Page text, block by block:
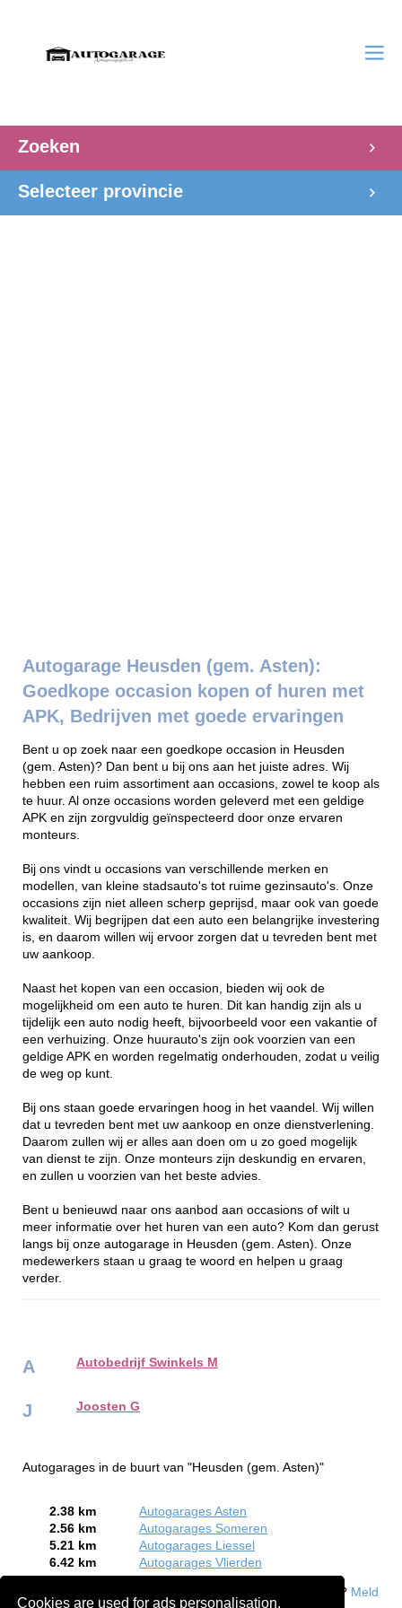
Cookies are used for ads personalisation.
Zoeken
Selecteer provincie
Autogarage Heusden (gem. Asten):
Goedkope occasion kopen of huren met
APK, Bedrijven met goede ervaringen
Bent u op zoek naar een goedkope occasion in Heusden
(gem. Asten)? Dan bent u bij ons aan het juiste adres. Wij
hebben een ruim assortiment aan occasions, zowel te koop als
te huur. Al onze occasions worden geleverd met een geldige
APK en zijn zorgvuldig geïnspecteerd door onze ervaren
monteurs.
Bij ons vindt u occasions van verschillende merken en
modellen, van kleine stadsauto's tot ruime gezinsauto's. Onze
occasions zijn niet alleen scherp geprijsd, maar ook van goede
kwaliteit. Wij begrijpen dat een auto een belangrijke investering
is, en daarom willen wij ervoor zorgen dat u tevreden bent met
uw aankoop.
Naast het kopen van een occasion, bieden wij ook de
mogelijkheid om een auto te huren. Dit kan handig zijn als u
tijdelijk een auto nodig heeft, bijvoorbeeld voor een vakantie of
een verhuizing. Onze huurauto's zijn ook voorzien van een
geldige APK en worden regelmatig onderhouden, zodat u veilig
de weg op kunt.
Bij ons staan goede ervaringen hoog in het vaandel. Wij willen
dat u tevreden bent met uw aankoop en onze dienstverlening.
Daarom zullen wij er alles aan doen om u zo goed mogelijk
van dienst te zijn. Onze monteurs zijn deskundig en ervaren,
en zullen u voorzien van het beste advies.
Bent u benieuwd naar ons aanbod aan occasions of wilt u
meer informatie over het huren van een auto? Kom dan gerust
langs bij onze autogarage in Heusden (gem. Asten). Onze
medewerkers staan u graag te woord en helpen u graag
verder.
A Autobedrijf Swinkels M
J Joosten G
Autogarages in de buurt van "Heusden (gem. Asten)"
2.38 km
Autogarages Asten
2.56 km
Autogarages Someren
5.21 km
Autogarages Liessel
6.42 km
Autogarages Vlierden
Bent of kent u een Autogarage in Heusden (gem. Asten)? Meld